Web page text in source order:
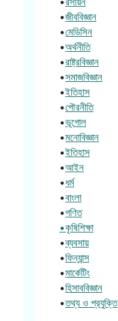
•জীববিজ্ঞান
•মেডিসিন
•অর্থনীতি
•রাষ্ট্রবিজ্ঞান
•সমাজবিজ্ঞান
•ইতিহাস
•পৌরনীতি
•ভূগোল
•মনোবিজ্ঞান
•ইতিহাস
•আইন
•ধর্ম
•বাংলা
•গণিত
•কৃষিশিক্ষা
•ব্যবসায়
•ফিন্যান্স
•মার্কেটিং
•হিসাববিজ্ঞান
•তথ্য ও প্রযুক্তি